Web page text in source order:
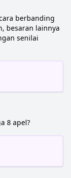
berbanding
besaran lainnya
senilai
8 apel?